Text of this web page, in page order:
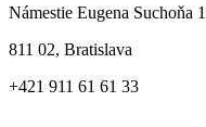
Námestie Eugena Suchoňa 1
811 02, Bratislava
+421 911 61 61 33